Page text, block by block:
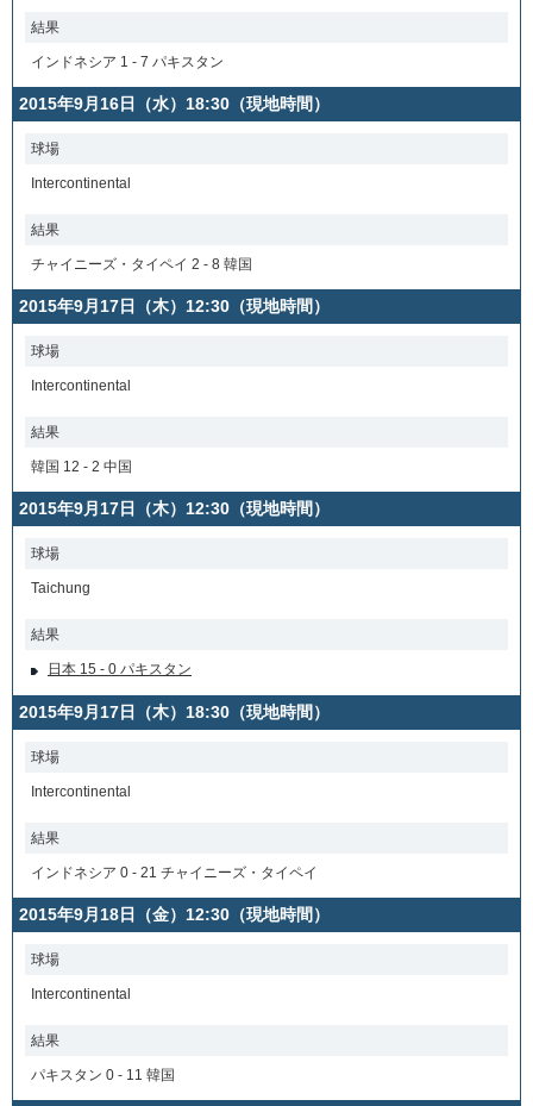
結果
インドネシア 1 - 7 パキスタン
2015年9月16日（水）18:30（現地時間）
球場
Intercontinental
結果
チャイニーズ・タイペイ 2 - 8 韓国
2015年9月17日（木）12:30（現地時間）
球場
Intercontinental
結果
韓国 12 - 2 中国
2015年9月17日（木）12:30（現地時間）
球場
Taichung
結果
日本 15 - 0 パキスタン
2015年9月17日（木）18:30（現地時間）
球場
Intercontinental
結果
インドネシア 0 - 21 チャイニーズ・タイペイ
2015年9月18日（金）12:30（現地時間）
球場
Intercontinental
結果
パキスタン 0 - 11 韓国